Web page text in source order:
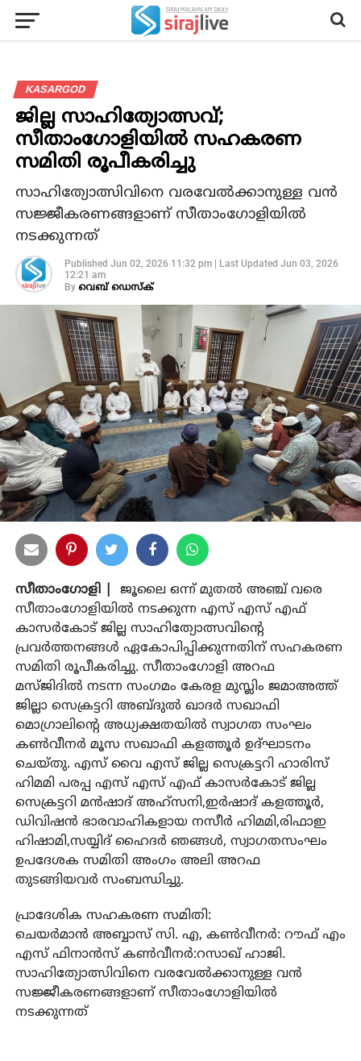
KASARGOD
ജില്ല സാഹിത്യോത്സവ്;
സീതാംഗോളിയില്‍ സഹകരണ
സമിതി രൂപീകരിച്ചു
സാഹിത്യോത്സിവിനെ വരവേല്‍ക്കാനുള്ള വന്‍
സജ്ജീകരണങ്ങളാണ് സീതാംഗോളിയില്‍
നടക്കുന്നത്
Published Jun 02, 2026 11:32 pm| Last Updated Jun 03, 2026
12:21 am
By വെബ് ഡെസ്‌ക്
സീതാംഗോളി |
ജൂലൈ ഒന്ന് മുതല്‍ അഞ്ച് വരെ
സീതാംഗോളിയില്‍ നടക്കുന്ന എസ് എസ് എഫ്
കാസര്‍കോട് ജില്ല സാഹിത്യോത്സവിന്റെ
പ്രവര്‍ത്തനങ്ങള്‍ ഏകോപിപ്പിക്കുന്നതിന് സഹകരണ
സമിതി രൂപീകരിച്ചു. സീതാംഗോളി അറഫ
മസ്ജിദില്‍ നടന്ന സംഗമം കേരള മുസ്ലിം ജമാഅത്ത്
ജില്ലാ സെക്രട്ടറി അബ്ദുല്‍ ഖാദര്‍ സഖാഫി
മൊഗ്രാലിന്റെ അധ്യക്ഷതയില്‍ സ്വാഗത സംഘം
കണ്‍വീനര്‍ മൂസ സഖാഫി കളത്തൂര്‍ ഉദ്ഘാടനം
ചെയ്തു. എസ് വൈ എസ് ജില്ല സെക്രട്ടറി ഹാരിസ്
ഹിമമി പരപ്പ എസ് എസ് എഫ് കാസര്‍കോട് ജില്ല
സെക്രട്ടറി മന്‍ഷാദ് അഹ്സനി,ഇര്‍ഷാദ് കളത്തൂര്‍,
ഡിവിഷന്‍ ഭാരവാഹികളായ നസീര്‍ ഹിമമി,രിഫാഇ
ഹിഷാമി,സയ്യിദ് ഹൈദര്‍ ഞങ്ങള്‍, സ്വാഗതസംഘം
ഉപദേശക സമിതി അംഗം അലി അറഫ
തുടങ്ങിയവര്‍ സംബന്ധിച്ചു.
പ്രാദേശിക സഹകരണ സമിതി:
ചെയര്‍മാന്‍ അബ്ബാസ് സി. എ, കണ്‍വീനര്‍: റൗഫ് എം
എസ് ഫിനാന്‍സ് കണ്‍വീനര്‍:റസാഖ് ഹാജി.
സാഹിത്യോത്സിവിനെ വരവേല്‍ക്കാനുള്ള വന്‍
സജ്ജീകരണങ്ങളാണ് സീതാംഗോളിയില്‍
നടക്കുന്നത്